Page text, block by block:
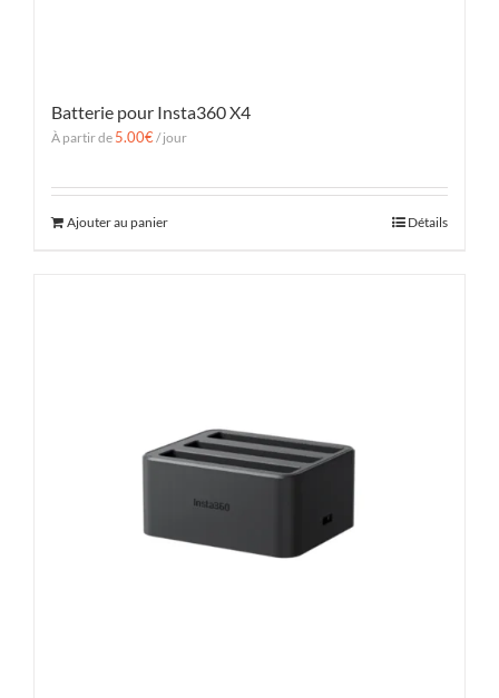
Batterie pour Insta360 X4
À partir de 5.00€/ jour
Ajouter au panier Détails